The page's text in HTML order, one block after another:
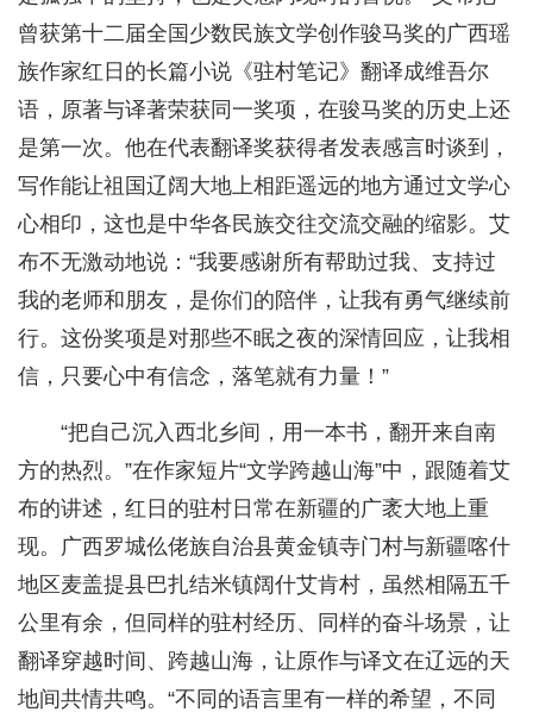
曾获第十二届全国少数民族文学创作骏马奖的广西瑶
族作家红日的长篇小说《驻村笔记》翻译成维吾尔
语，原著与译著荣获同一奖项，在骏马奖的历史上还
是第一次。他在代表翻译奖获得者发表感言时谈到，
写作能让祖国辽阔大地上相距遥远的地方通过文学心
心相印，这也是中华各民族交往交流交融的缩影。艾
布不无激动地说：“我要感谢所有帮助过我、支持过
我的老师和朋友，是你们的陪伴，让我有勇气继续前
行。这份奖项是对那些不眠之夜的深情回应，让我相
信，只要心中有信念，落笔就有力量！”
“把自己沉入西北乡间，用一本书，翻开来自南
方的热烈。”在作家短片“文学跨越山海”中，跟随着艾
布的讲述，红日的驻村日常在新疆的广袤大地上重
现。广西罗城仫佬族自治县黄金镇寺门村与新疆喀什
地区麦盖提县巴扎结米镇阔什艾肯村，虽然相隔五千
公里有余，但同样的驻村经历、同样的奋斗场景，让
翻译穿越时间、跨越山海，让原作与译文在辽远的天
地间共情共鸣。“不同的语言里有一样的希望，不同